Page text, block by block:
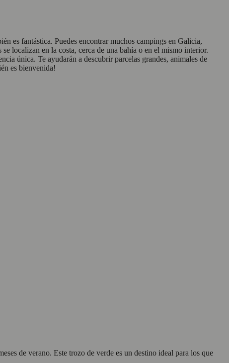
es fantástica. Puedes encontrar muchos campings en Galicia,
localizan en la costa, cerca de una bahía o en el mismo interior.
única. Te ayudarán a descubrir parcelas grandes, animales de
es bienvenida!
de verano. Este trozo de verde es un destino ideal para los que